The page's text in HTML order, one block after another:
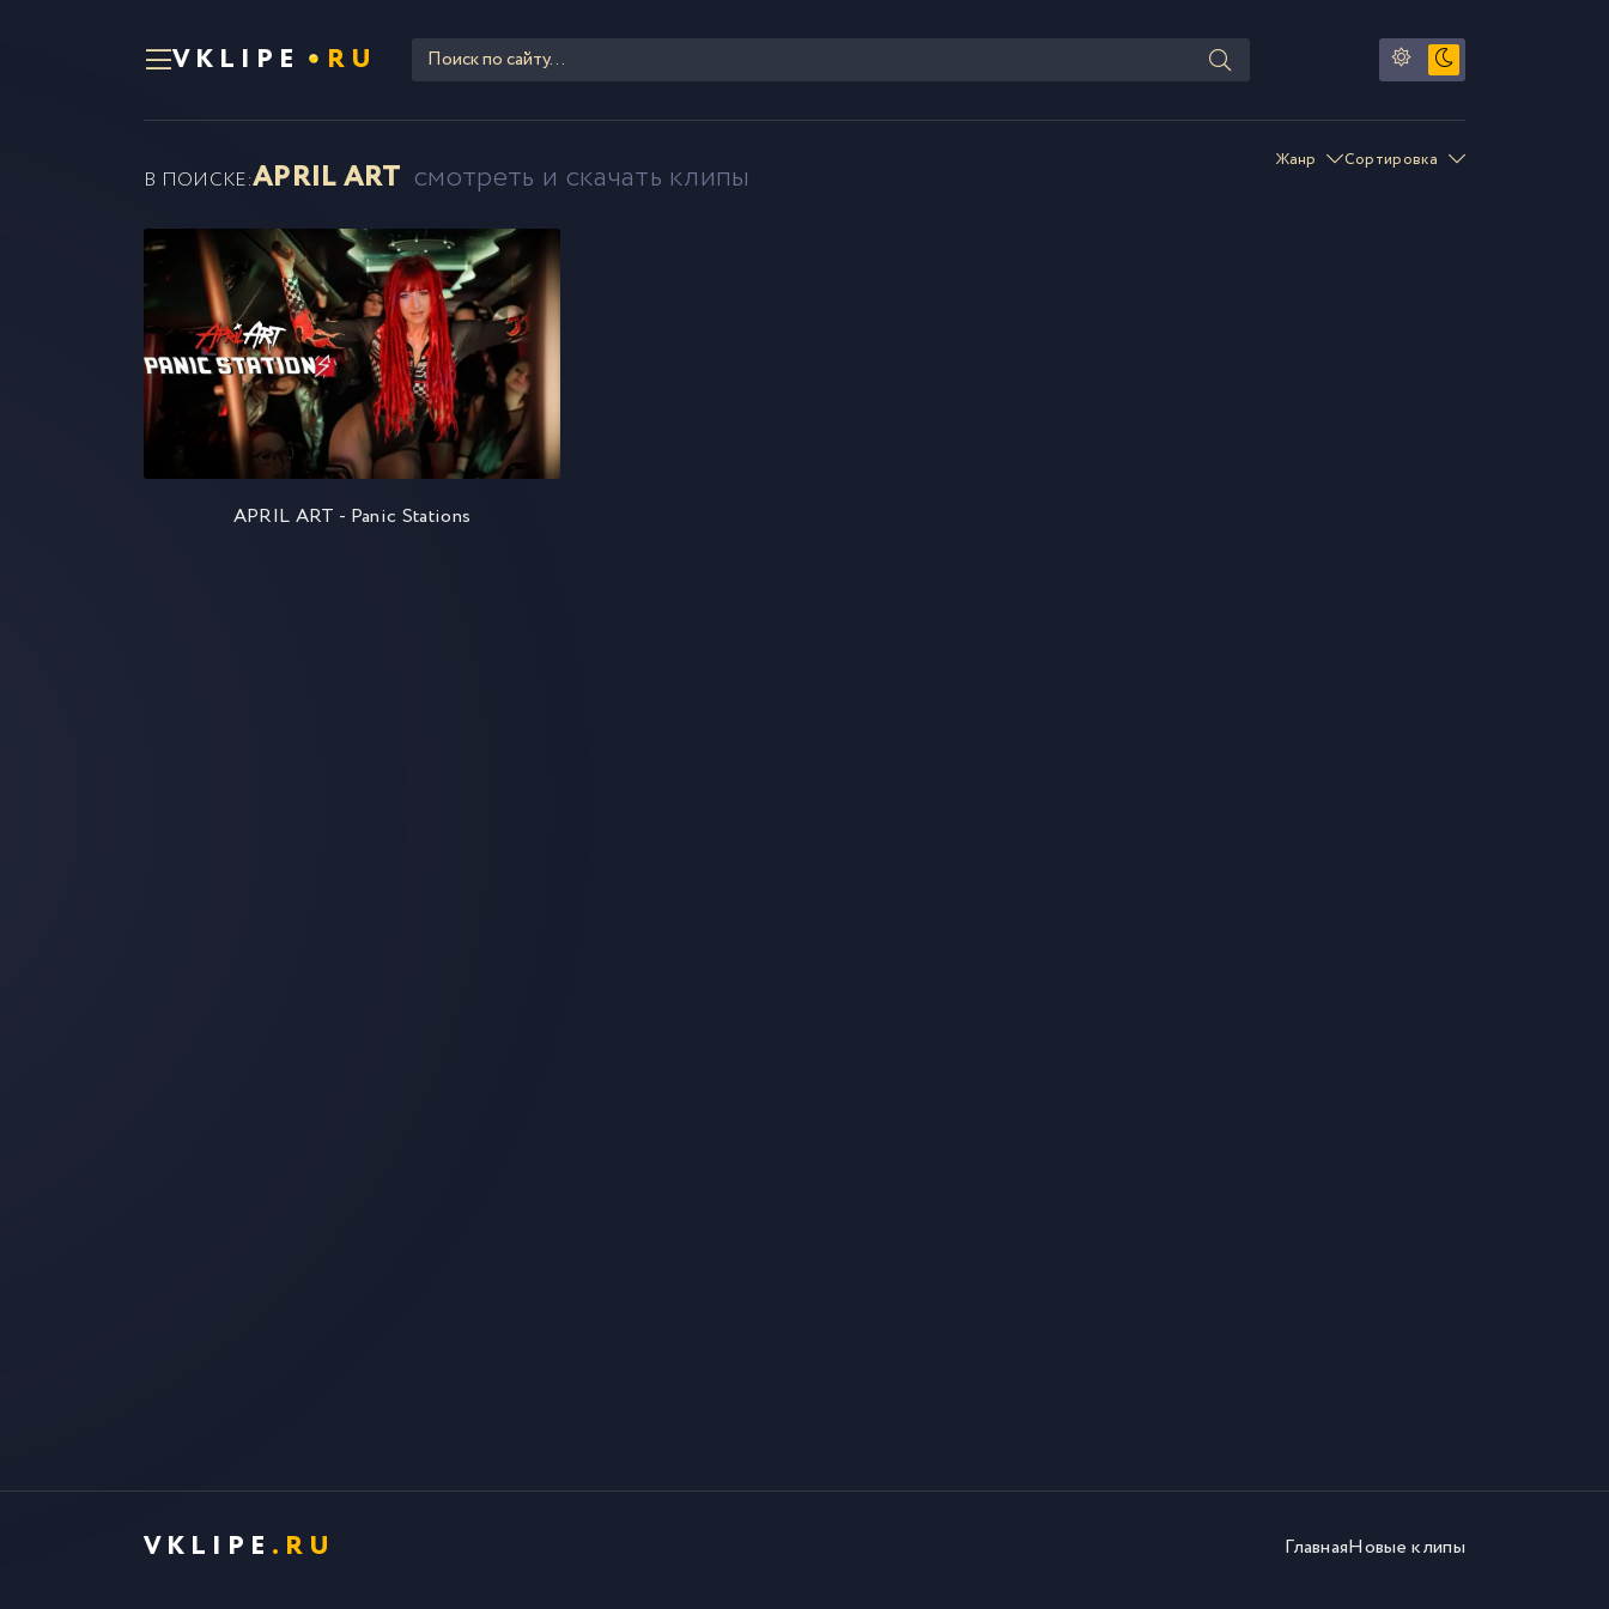
VKLIPE RU
В ПОИСКЕ:APRIL ART смотреть и скачать клипы Жанр Сортировка
APRIL ART - Panic Stations
VKLIPE .RU ГлавнаяНовые клипы